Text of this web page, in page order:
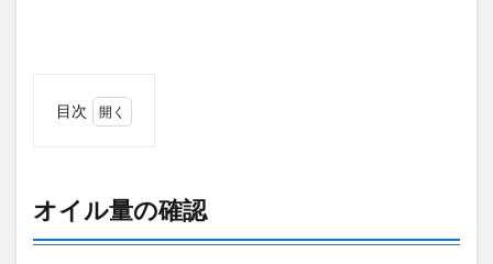
目次
の確
オイル量の確認